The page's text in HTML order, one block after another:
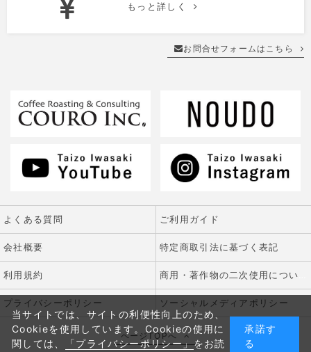
もっと詳しく
お問合せフォームはこちら
よくある質問 ご利用ガイド
会社概要 特定商取引法に基づく表記
利用規約
プライバシーポリシー ソーシャルメディアポリシー
ページTOPへ
当サイトでは、サイトの利便性向上のため、
Cookieを使用しています。Cookieの使用に
関しては、
「プライバシーポリシー」をお読
承諾す
る